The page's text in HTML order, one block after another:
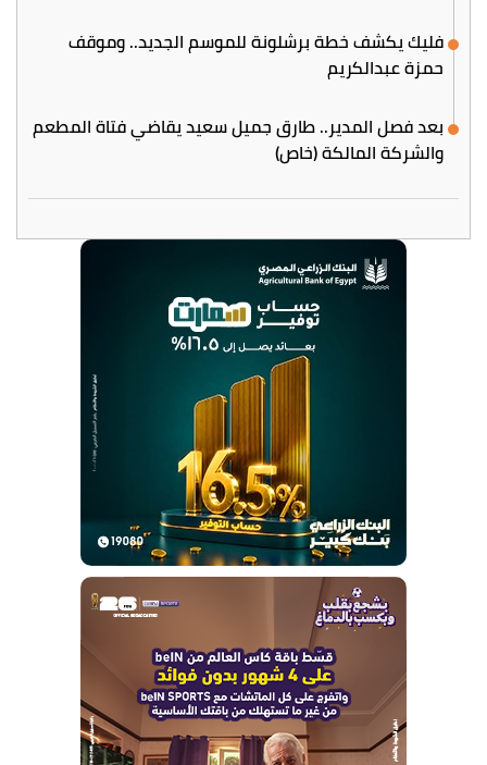
فليك يكشف خطة برشلونة للموسم الجديد.. وموقف
حمزة عبدالكريم
بعد فصل المدير.. طارق جميل سعيد يقاضي فتاة المطعم
والشركة المالكة (خاص)